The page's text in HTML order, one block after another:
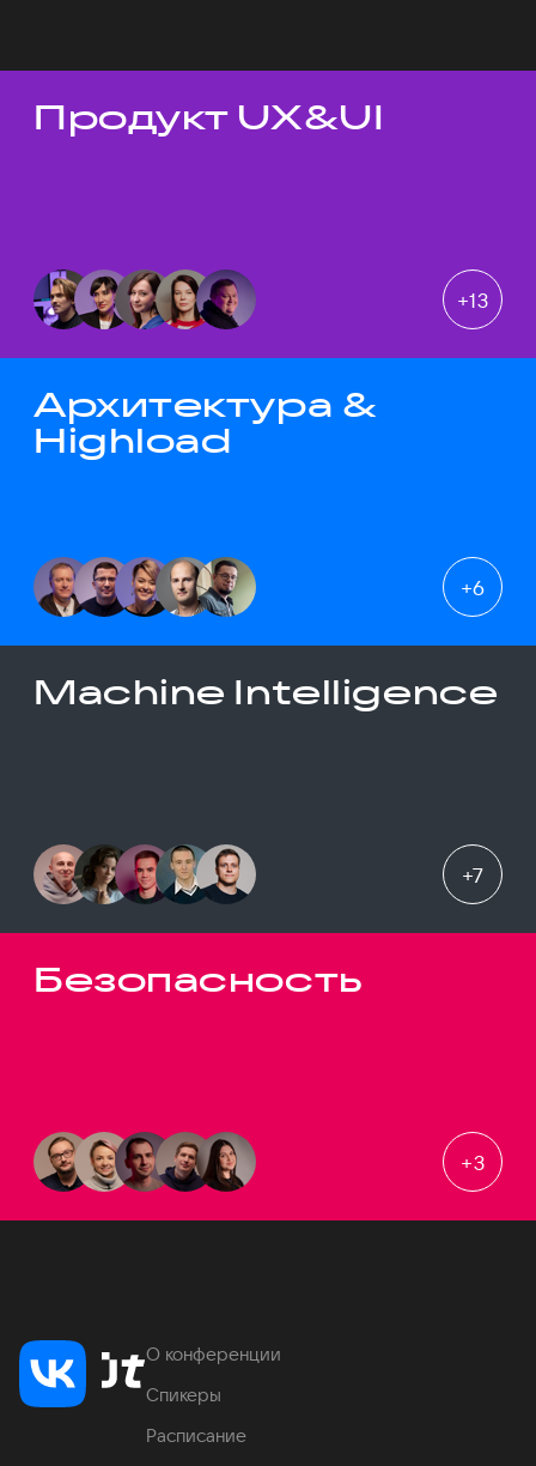
Темы докладов
Продукт UX&UI
+13
Архитектура &
Highload
+6
Machine Intelligence
+7
Безопасность
+3
О конференции
Спикеры
Расписание